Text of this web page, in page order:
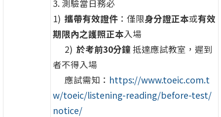
3. 測驗當日務必
1) 攜帶有效證件：僅限身分證正本或有效
期限內之護照正本入場
2) 於考前30分鐘 抵達應試教室，遲到
者不得入場
應試需知： https://www.toeic.com.t
w/toeic/listening-reading/before-test/
notice/